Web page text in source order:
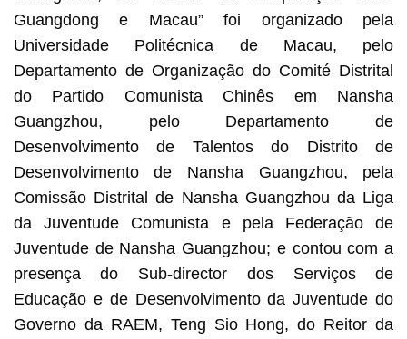
Guangdong e Macau” foi organizado pela
Universidade Politécnica de Macau, pelo
Departamento de Organização do Comité Distrital
do Partido Comunista Chinês em Nansha
Guangzhou, pelo Departamento de
Desenvolvimento de Talentos do Distrito de
Desenvolvimento de Nansha Guangzhou, pela
Comissão Distrital de Nansha Guangzhou da Liga
da Juventude Comunista e pela Federação de
Juventude de Nansha Guangzhou; e contou com a
presença do Sub-director dos Serviços de
Educação e de Desenvolvimento da Juventude do
Governo da RAEM, Teng Sio Hong, do Reitor da